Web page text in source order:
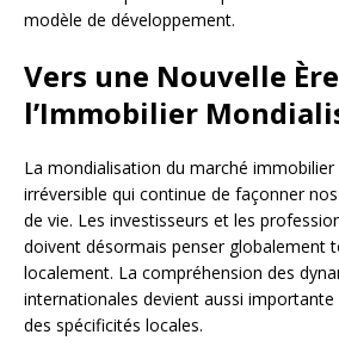
modèle de développement.
Vers une Nouvelle
l’Immobilier
La mondialisation du marché
irréversible qui continue de façonner
de vie. Les investisseurs et les
doivent désormais penser globalement
localement. La compréhension des
internationales devient aussi importante
des spécificités locales.